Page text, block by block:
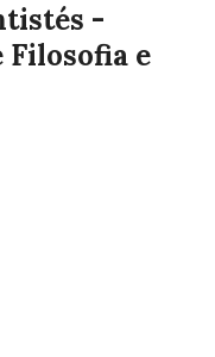
-
e